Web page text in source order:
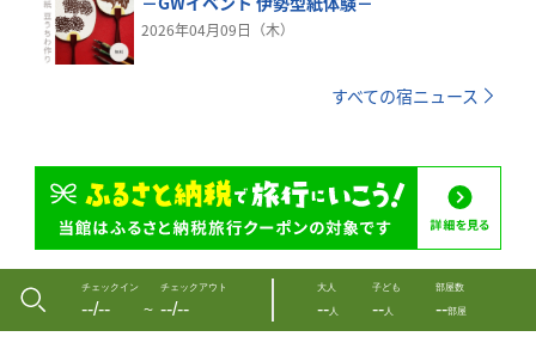
2026年04月09日（木）
すべての宿ニュース
チェックイン
--/-- 〜
チェックアウト
--/--
大人
--人
子ども
--人
部屋数
--部屋